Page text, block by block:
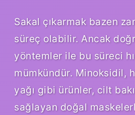
Sakal çıkarmak bazen
süreç olabilir. Ancak
yöntemler ile bu süreci
mümkündür. Minoksidil,
yağı gibi ürünler, cilt
sağlayan doğal